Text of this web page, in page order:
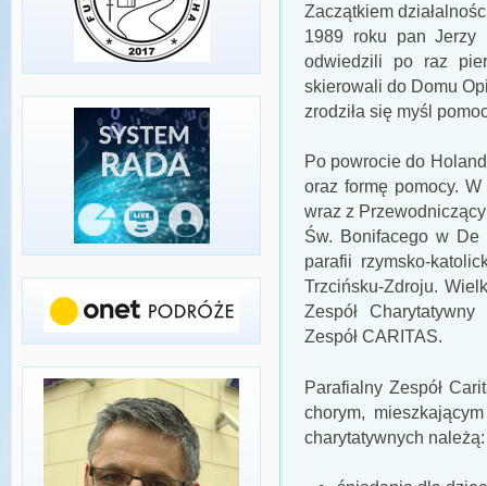
Zaczątkiem
1989 roku pan Jerzy
odwiedzili po raz
skierowali do Domu
zrodziła się myśl
Po powrocie do
oraz formę pomocy.
wraz z
Św. Bonifacego w
parafii rzymsko-
Trzcińsku-Zdroju.
Zespół
Zespół CARITAS.
Parafialny Zespół
chorym,
charytatywnych należą: